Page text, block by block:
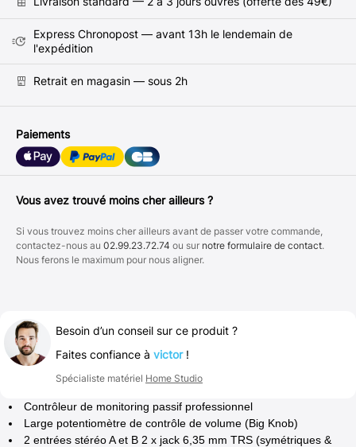
Express Chronopost — avant 13h le lendemain de
l'expédition
Retrait en magasin — sous 2h
Paiements
Vous avez trouvé moins cher ailleurs ?
Si vous trouvez moins cher ailleurs avant de passer votre commande,
contactez-nous au 02.99.23.72.74 ou sur notre formulaire de contact.
Nous ferons le maximum pour nous aligner.
Besoin d’un conseil sur ce produit ?
Faites confiance à victor!
Spécialiste matériel Home Studio
Contrôleur de monitoring passif professionnel
Large potentiomètre de contrôle de volume (Big Knob)
2 entrées stéréo A et B 2 x jack 6,35 mm TRS (symétriques &